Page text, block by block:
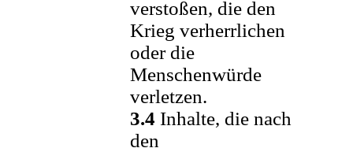
verstoßen, die den
Krieg verherrlichen
oder die
Menschenwürde
verletzen.
3.4 Inhalte, die nach
den